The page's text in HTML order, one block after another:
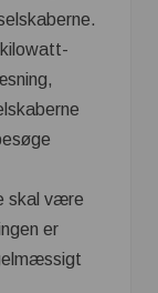
skal være
er